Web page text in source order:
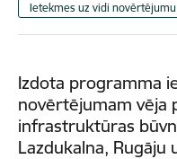
Ietekmes uz vidi novērtējumu
Izdota programma
novērtējumam vēja
infrastruktūras
Lazdukalna, Rugāju